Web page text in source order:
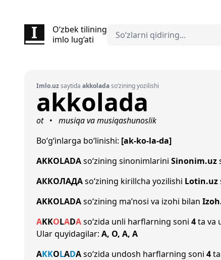
O‘zbek tilining
imlo lug‘ati
Imlo.uzsaytida akkoladaso‘zining yozilishi
akkolada
ot •
musiqa va musiqashunoslik
Bo‘g‘inlarga bo‘linishi: [ak-ko-la-da]
AKKOLADAso‘zining sinonimlarini Sinonim.uz
АККОЛАДАso‘zining kirillcha yozilishi Lotin.uz
AKKOLADAso‘zining ma’nosi va izohi bilan
AKKOLADAso‘zida unli harflarning soni 4ta va
Ular quyidagilar: A, O, A, A
AKKOLADAso‘zida undosh harflarning soni 4